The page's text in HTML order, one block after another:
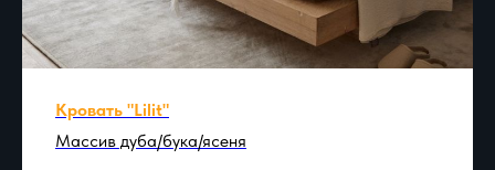
Кровать "Lilit"
Массив дуба/бука/ясеня